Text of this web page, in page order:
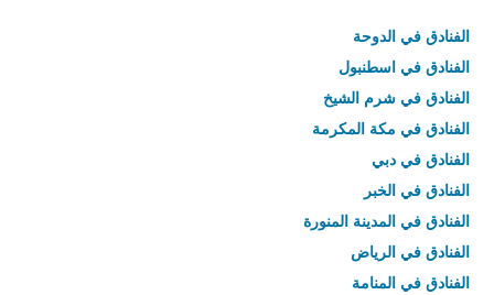
الفنادق في الدوحة
الفنادق في اسطنبول
الفنادق في شرم الشيخ
الفنادق في مكة المكرمة
الفنادق في دبي
الفنادق في الخبر
الفنادق في المدينة المنورة
الفنادق في الرياض
الفنادق في المنامة